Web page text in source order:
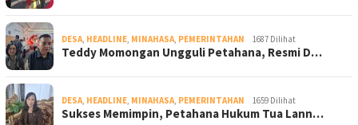
DESA, HEADLINE, MINAHASA, PEMERINTAHAN 1687 Dilihat
Teddy Momongan Ungguli Petahana, Resmi D…
DESA, HEADLINE, MINAHASA, PEMERINTAHAN 1659 Dilihat
Sukses Memimpin, Petahana Hukum Tua Lann…